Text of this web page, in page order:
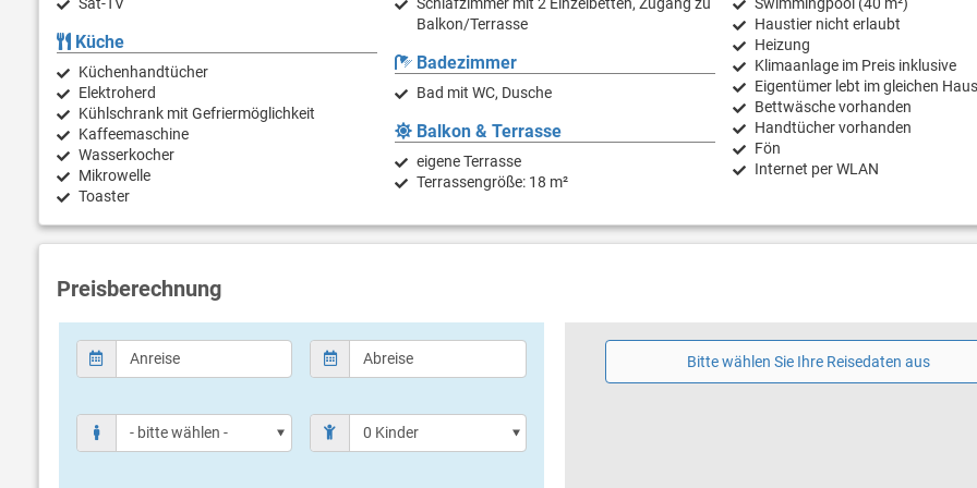
Küche
Küchenhandtücher
Elektroherd
Kühlschrank mit Gefriermöglichkeit
Kaffeemaschine
Wasserkocher
Mikrowelle
Toaster
Balkon/Terrasse
Badezimmer
Bad mit WC, Dusche
Balkon & Terrasse
eigene Terrasse
Terrassengröße: 18 m²
Haustier nicht erlaubt
Heizung
Klimaanlage im Preis inklusive
Eigentümer lebt im gleichen Haus
Bettwäsche vorhanden
Handtücher vorhanden
Fön
Internet per WLAN
Preisberechnung
Bitte wählen Sie Ihre Reisedaten aus